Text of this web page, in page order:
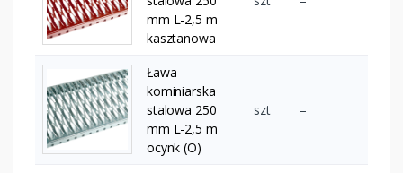
mm L-2,5 m
kasztanowa
Ława
kominiarska
stalowa 250
mm L-2,5 m
ocynk (O)
szt –